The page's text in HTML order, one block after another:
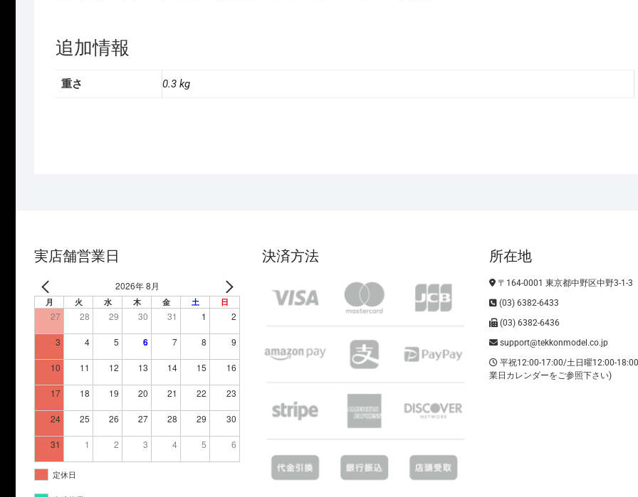
追加情報
重さ 0.3 kg
実店舗営業日
2026年 8月
月 火 水 木 金 土 日
27 28 29 30 31 1 2
3 4 5 6 7 8 9
10 11 12 13 14 15 16
17 18 19 20 21 22 23
24 25 26 27 28 29 30
31 1 2 3 4 5 6
定休日
決済方法 所在地
〒164-0001 東京都中野区中野3-1-3
(03) 6382-6433
(03) 6382-6436
support@tekkonmodel.co.jp
平祝12:00-17:00/土日曜12:00-
業日カレンダーをご参照下さい)